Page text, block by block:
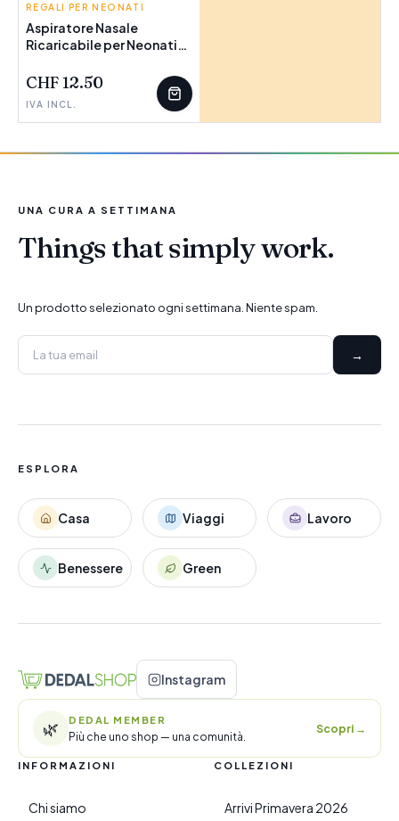
INNOVAGOODS
REGALI PER NEONATI
Aspiratore Nasale
Ricaricabile per Neonati
CHF 12.50
IVA INCL.
UNA CURA A SETTIMANA
Things that simply work.
Un prodotto selezionato ogni settimana. Niente spam.
→
ESPLORA
Casa Viaggi Lavoro
Benessere Green
Instagram
🌿 DEDAL MEMBER
Più che uno shop — una comunità.
Scopri →
INFORMAZIONI
Chi siamo
COLLEZIONI
Arrivi Primavera 2026